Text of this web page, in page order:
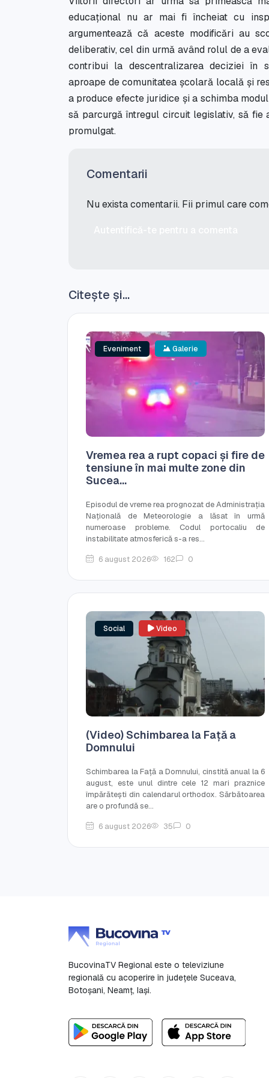
educațional nu ar mai fi încheiat cu
argumentează că aceste modificări au
deliberativ, cel din urmă având rolul de a
contribui la descentralizarea deciziei în
aproape de comunitatea școlară locală și
a produce efecte juridice și a schimba
să parcurgă întregul circuit legislativ, să
promulgat.
Comentarii
Nu exista comentarii. Fii primul care
Citește și...
Eveniment Galerie
Vremea rea a rupt copaci și fire de
tensiune în mai multe zone din
Sucea...
Episodul de vreme rea prognozat de Administrația
Națională de Meteorologie a lăsat în urmă
numeroase probleme. Codul portocaliu de
instabilitate atmosferică s-a res...
6 august 2026
162 0
Social Video
(Video) Schimbarea la Față a
Domnului
Schimbarea la Față a Domnului, cinstită anual la 6
august, este unul dintre cele 12 mari praznice
împărătești din calendarul orthodox. Sărbătoarea
are o profundă se...
6 august 2026
35 0
BucovinaTV Regional este o televiziune
regională cu acoperire în județele Suceava,
Botoşani, Neamț, Iași.